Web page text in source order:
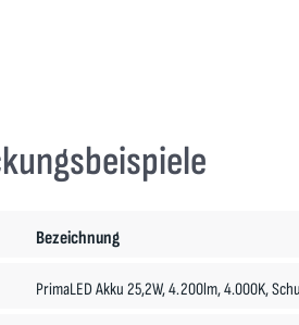
Bezeichnung
PrimaLED Akku 25,2W, 4.200lm, 4.000K,